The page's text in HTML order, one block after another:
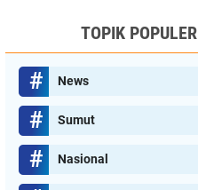
TOPIK POPULER
News
Sumut
Nasional